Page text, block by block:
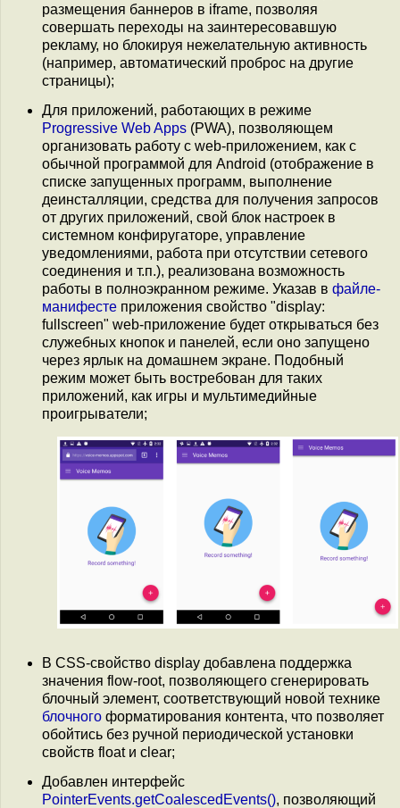
размещения баннеров в iframe, позволяя
совершать переходы на заинтересовавшую
рекламу, но блокируя нежелательную активность
(например, автоматический проброс на другие
страницы);
Для приложений, работающих в режиме
Progressive Web Apps (PWA), позволяющем
организовать работу с web-приложением, как с
обычной программой для Android (отображение в
списке запущенных программ, выполнение
деинсталляции, средства для получения запросов
от других приложений, свой блок настроек в
системном конфиругаторе, управление
уведомлениями, работа при отсутствии сетевого
соединения и т.п.), реализована возможность
работы в полноэкранном режиме. Указав в файле-
манифесте приложения свойство "display:
fullscreen" web-приложение будет открываться без
служебных кнопок и панелей, если оно запущено
через ярлык на домашнем экране. Подобный
режим может быть востребован для таких
приложений, как игры и мультимедийные
проигрыватели;
В CSS-свойство display добавлена поддержка
значения flow-root, позволяющего сгенерировать
блочный элемент, соответствующий новой технике
блочного форматирования контента, что позволяет
обойтись без ручной периодической установки
свойств float и clear;
Добавлен интерфейс
PointerEvents.getCoalescedEvents(), позволяющий